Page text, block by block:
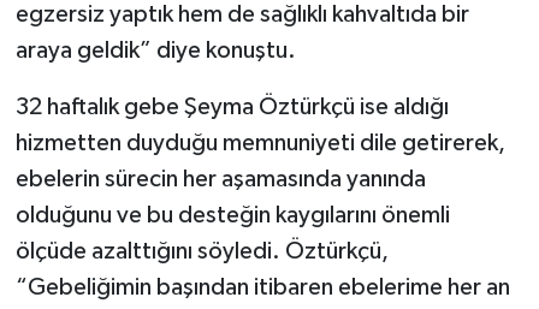
egzersiz yaptık hem de sağlıklı kahvaltıda bir
araya geldik” diye konuştu.
32 haftalık gebe Şeyma Öztürkçü ise aldığı
hizmetten duyduğu memnuniyeti dile getirerek,
ebelerin sürecin her aşamasında yanında
olduğunu ve bu desteğin kaygılarını önemli
ölçüde azalttığını söyledi. Öztürkçü,
“Gebeliğimin başından itibaren ebelerime her an